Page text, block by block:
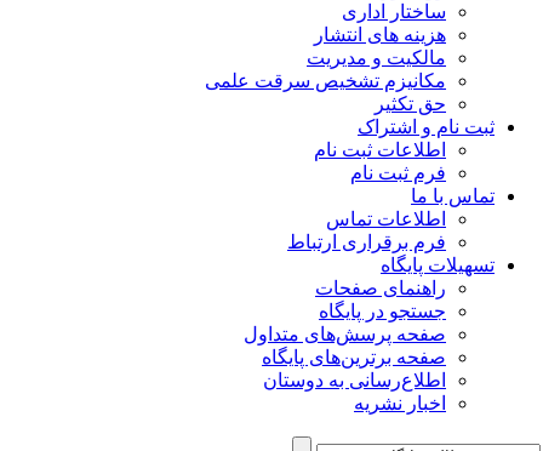
ساختار اداری
هزینه های انتشار
مالکیت و مدیریت
ﻣﮑﺎﻧﯿﺰم ﺗﺸﺨﯿﺺ ﺳﺮﻗﺖ ﻋﻠﻤﯽ
حق تکثیر
نام و اشتراک
اطلاعات ثبت نام
فرم ثبت نام
با ما
اطلاعات تماس
فرم برقراری ارتباط
پایگاه
راهنمای صفحات
جستجو در پایگاه
صفحه پرسش‌های متداول
صفحه برترین‌های پایگاه
اطلاع‌رسانی به دوستان
اخبار نشریه